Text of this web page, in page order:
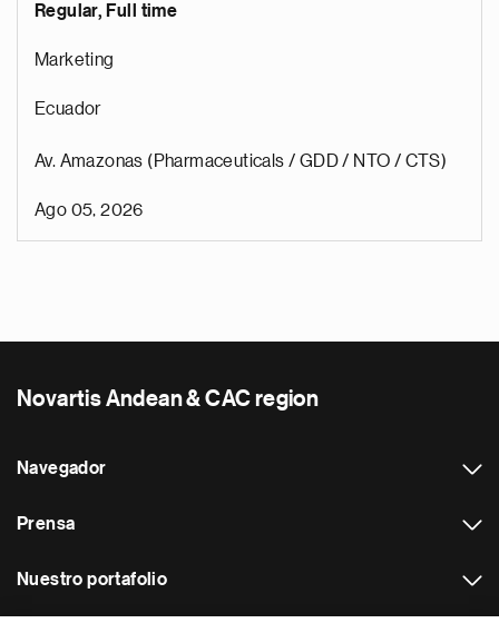
Regular, Full time
Marketing
Ecuador
Av. Amazonas (Pharmaceuticals / GDD / NTO / CTS)
Ago 05, 2026
Novartis Andean & CAC region
Navegador
Prensa
Nuestro portafolio